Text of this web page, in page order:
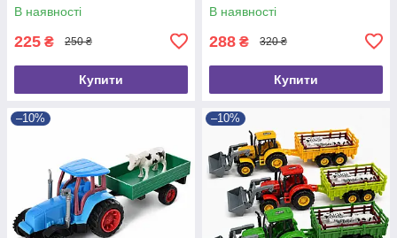
В наявності
225 ₴ 250 ₴
Купити
В наявності
288 ₴ 320 ₴
Купити
–10% –10%